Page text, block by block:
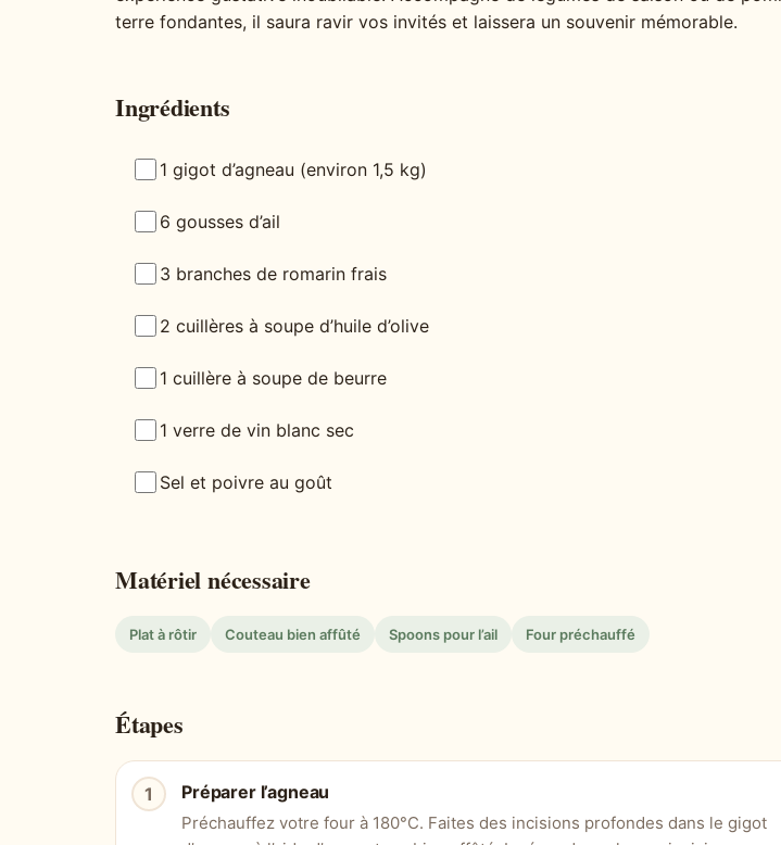
terre fondantes, il saura ravir vos invités et laissera un souvenir mémorable.
Ingrédients
1 gigot d’agneau (environ 1,5 kg)
6 gousses d’ail
3 branches de romarin frais
2 cuillères à soupe d’huile d’olive
1 cuillère à soupe de beurre
1 verre de vin blanc sec
Sel et poivre au goût
Matériel nécessaire
Plat à rôtir Couteau bien affûté Spoons pour l’ail Four préchauffé
Étapes
Préparer l’agneau
Préchauffez votre four à 180°C. Faites des incisions profondes dans le gigot